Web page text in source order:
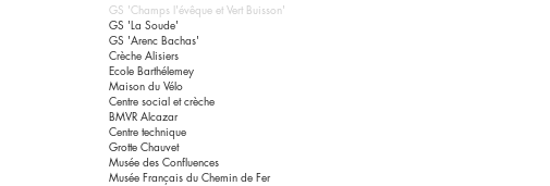
GS 'Champs l'évêque et Vert Buisson'
GS 'La Soude'
GS 'Arenc Bachas'
Crèche Alisiers
Ecole Barthélemey
Maison du Vélo
Centre social et crèche
BMVR Alcazar
Centre technique
Grotte Chauvet
Musée des Confluences
Musée Français du Chemin de Fer